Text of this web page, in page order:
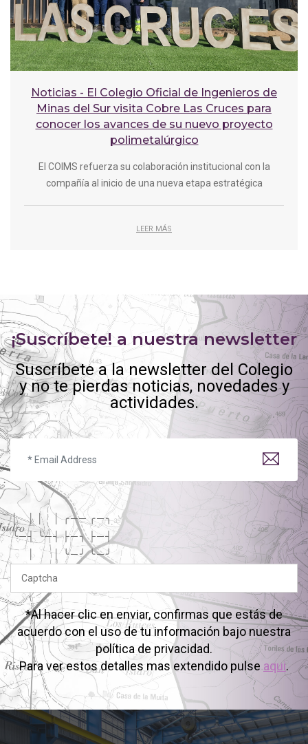
Noticias - El Colegio Oficial de Ingenieros de
Minas del Sur visita Cobre Las Cruces para
conocer los avances de su nuevo proyecto
polimetalúrgico
El COIMS refuerza su colaboración institucional con la
compañía al inicio de una nueva etapa estratégica
LEER MÁS
¡Suscríbete! a nuestra newsletter
Suscríbete a la newsletter del Colegio
y no te pierdas noticias, novedades y
actividades.
│
│
╰─┤
│
│
╰─┤
│
╭──
├─╮
╰─╯
╭─╮
├─┤
╰─╯
*Al hacer clic en enviar, confirmas que estás de
acuerdo con el uso de tu información bajo nuestra
política de privacidad.
Para ver estos detalles mas extendido pulse aqui.